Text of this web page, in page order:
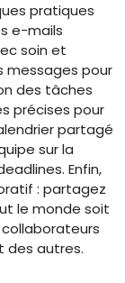
pratiques
e-mails
soin et
messages pour
des tâches
précises pour
partagé
sur la
Enfin,
: partagez
le monde soit
des autres.